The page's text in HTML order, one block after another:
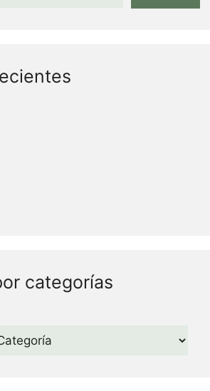
categorías